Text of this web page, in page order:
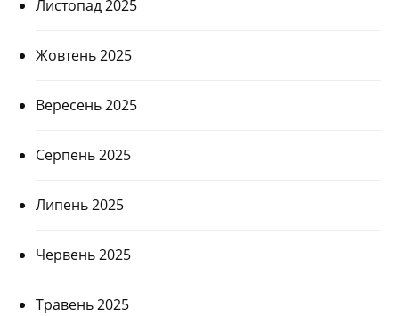
Листопад 2025
Жовтень 2025
Вересень 2025
Серпень 2025
Липень 2025
Червень 2025
Травень 2025